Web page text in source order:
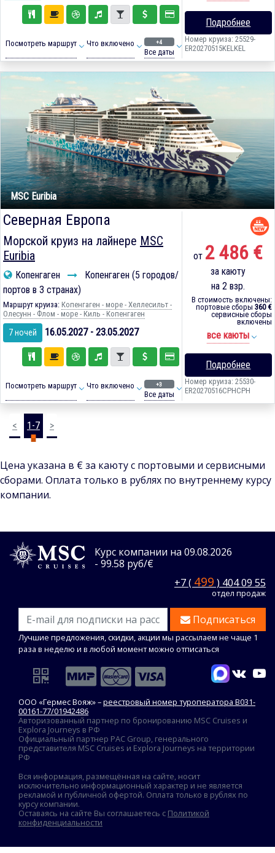
Посмотреть маршрут Что включено +4
Все даты
Подробнее
Номер круиза: 25529-
ER20270515KELKEL
MSC Euribia
Северная Европа
Морской круиз на лайнере MSC
Euribia
Копенгаген
Копенгаген (5 городов/
портов в 3 странах)
Маршрут круиза: Копенгаген - море - Хеллесильт -
Олесунн - Флом - море - Киль - Копенгаген
7 ночей 16.05.2027 - 23.05.2027
Посмотреть маршрут Что включено +3
Все даты
от 2 486 €
за каюту
на 2 взр.
В стоимость включены:
портовые сборы 360 €
сервисные сборы
включены
все каюты
Подробнее
Номер круиза: 25530-
ER20270516CPHCPH
< 1-7 >
Цена указана в € за каюту с портовыми и сервисными
сборами. Оплата только в рублях по внутреннему курсу
компании.
Курс компании на 09.08.2026
- 99.58 руб/€
+7 ( 499 ) 404 09 55
отдел продаж
Подписаться
Лучшие предложения, скидки, акции мы рассылаем не чаще 1
раза в неделю и в любой момент можно отписаться
ООО «Гермес Вояж» –реестровый номер туроператора В031-
00161-77/01942486
Авторизованный партнер по бронированию MSC Cruises и
Explora Journeys в РФ
Официальный партнер PAC Group, генерального
представителя MSC Cruises и Explora Journeys на территории
РФ
Вся информация, размещённая на сайте, носит
исключительно информационный характер и не является
рекламой и публичной офертой. Оплата только в рублях по
курсу компании.
Оставаясь на сайте Вы соглашаетесь с Политикой
конфиденциальности